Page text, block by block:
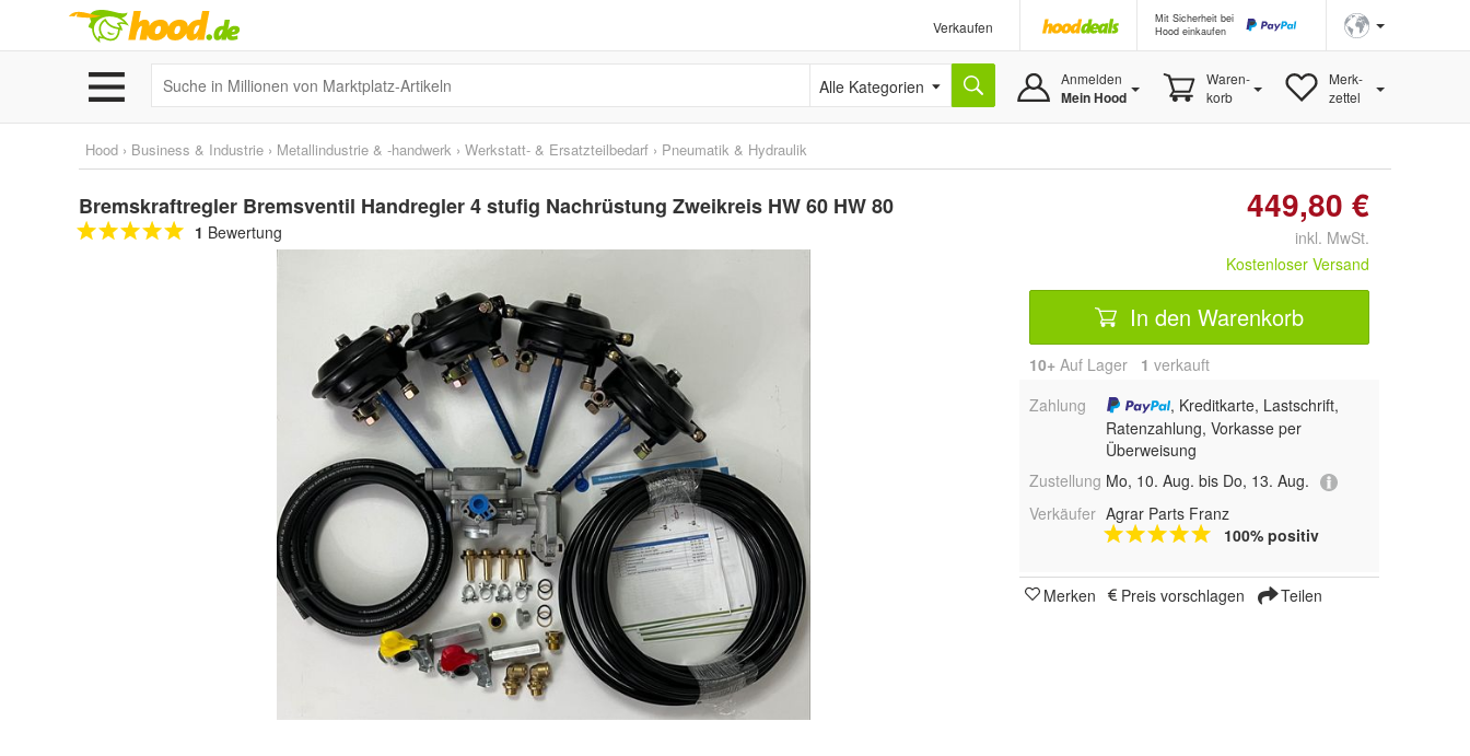
Verkaufen
Mit Sicherheit bei
Hood einkaufen
Alle Kategorien Anmelden
Mein Hood
Waren-
korb
Merk-
zettel
Hood › Business & Industrie › Metallindustrie & -handwerk › Werkstatt- & Ersatzteilbedarf › Pneumatik & Hydraulik
Bremskraftregler Bremsventil Handregler 4 stufig Nachrüstung Zweikreis HW 60 HW 80
1 Bewertung
449,80 €
inkl. MwSt.
Kostenloser Versand
In den Warenkorb
10+ Auf Lager 1 verkauft
Zahlung
, Kreditkarte, Lastschrift,
Ratenzahlung, Vorkasse per
Überweisung
Zustellung Mo, 10. Aug. bis Do, 13. Aug.
Verkäufer Agrar Parts Franz
100% positiv
Merken Preis vorschlagen Teilen